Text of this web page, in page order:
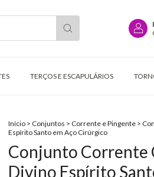
TERÇOS E ESCAPULÁRIOS
Início > Conjuntos > Corrente e Pingente >
Espírito Santo em Aço Cirúrgico
Conjunto Corrente
Divino Espírito